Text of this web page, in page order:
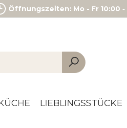
Öffnungszeiten: Mo - Fr 10:00 -
LIEBLINGSSTÜCKE